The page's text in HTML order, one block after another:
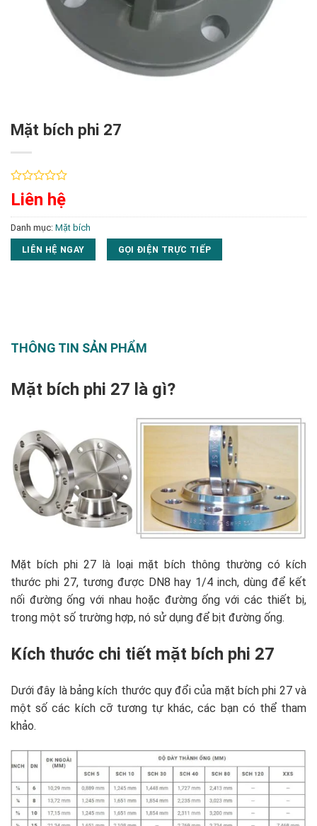
Mặt bích phi 27
Được
xếp
hạng
0
5
sao
Liên hệ
Danh mục: Mặt bích
LIÊN HỆ NGAY GỌI ĐIỆN TRỰC TIẾP
THÔNG TIN SẢN PHẨM
Mặt bích phi 27 là gì?
Mặt bích phi 27 là loại mặt bích thông thường có kích
thước phi 27, tương được DN8 hay 1/4 inch, dùng để kết
nối đường ống với nhau hoặc đường ống với các thiết bị,
trong một số trường hợp, nó sử dụng để bịt đường ống.
Kích thước chi tiết mặt bích phi 27
Dưới đây là bảng kích thước quy đổi của mặt bích phi 27 và
một số các kích cỡ tương tự khác, các bạn có thể tham
khảo.